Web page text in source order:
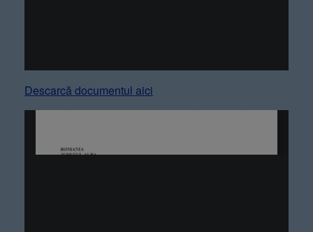
Descarcă documentul aici